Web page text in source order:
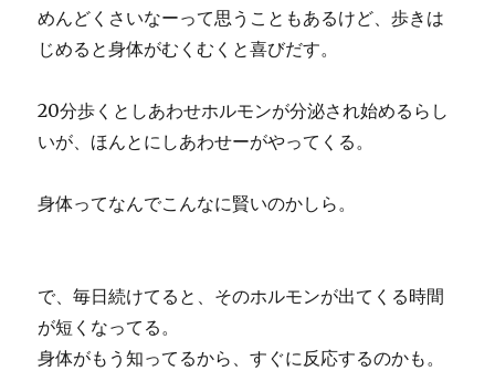
めんどくさいなーって思うこともあるけど、歩きは
じめると身体がむくむくと喜びだす。
20分歩くとしあわせホルモンが分泌され始めるらし
いが、ほんとにしあわせーがやってくる。
身体ってなんでこんなに賢いのかしら。
で、毎日続けてると、そのホルモンが出てくる時間
が短くなってる。
身体がもう知ってるから、すぐに反応するのかも。